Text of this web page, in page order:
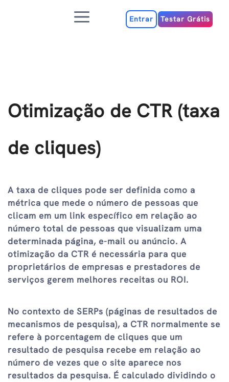
MenuEntrar Testar Grátis
Otimização de CTR (taxa
de cliques)
A taxa de cliques pode ser definida como a
métrica que mede o número de pessoas que
clicam em um link específico em relação ao
número total de pessoas que visualizam uma
determinada página, e-mail ou anúncio. A
otimização da CTR é necessária para que
proprietários de empresas e prestadores de
serviços gerem melhores receitas ou ROI.
No contexto de SERPs (páginas de resultados de
mecanismos de pesquisa), a CTR normalmente se
refere à porcentagem de cliques que um
resultado de pesquisa recebe em relação ao
número de vezes que o site aparece nos
resultados da pesquisa. É calculado dividindo o